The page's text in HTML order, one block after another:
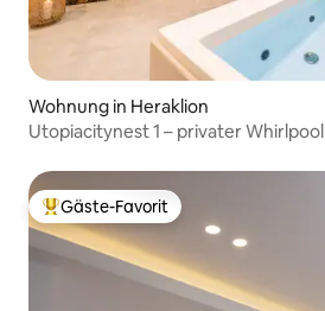
Wohnung in Heraklion
Utopiacitynest 1 – privater Whirlpool
Beliebter Gäste-Favorit.
Gäste-Favorit